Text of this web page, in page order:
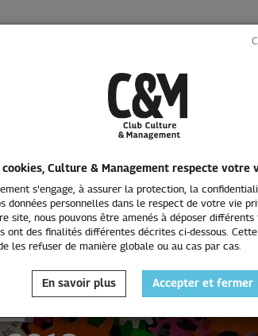
ÉVÉNEMENTS INTERVIEWS
cookies, Culture & Management respecte votre
s'engage, à assurer la protection, la
données personnelles dans le respect de votre vie
site, nous pouvons être amenés à déposer
ont des finalités différentes décrites ci-dessous.
les refuser de manière globale ou au cas par cas.
En savoir plus Accepter et fermer